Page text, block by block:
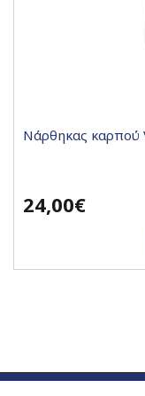
Nάρθηκας καρπού
24,00€